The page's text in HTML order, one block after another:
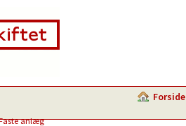
Forside
anlæg